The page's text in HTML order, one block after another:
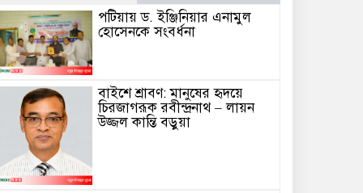
পটিয়ায় ড. ইঞ্জিনিয়ার এনামুল
হোসেনকে সংবর্ধনা
বাইশে শ্রাবণ: মানুষের হৃদয়ে
চিরজাগরূক রবীন্দ্রনাথ – লায়ন
উজ্জল কান্তি বড়ুয়া